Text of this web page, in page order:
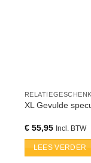
XL Gevulde
€55,95 Incl. BTW
LEES VERDER